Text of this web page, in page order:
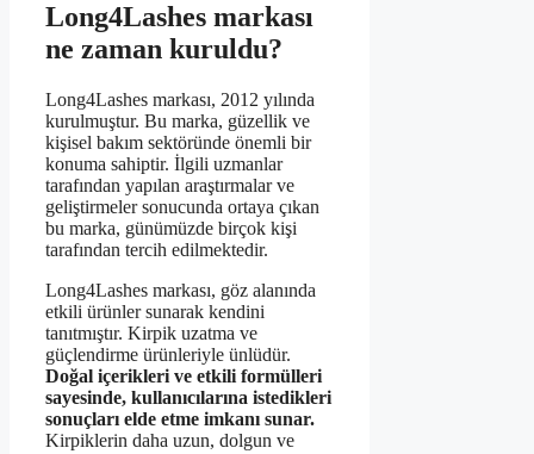
Long4Lashes markası
ne zaman kuruldu?
Long4Lashes markası, 2012 yılında
kurulmuştur. Bu marka, güzellik ve
kişisel bakım sektöründe önemli bir
konuma sahiptir. İlgili uzmanlar
tarafından yapılan araştırmalar ve
geliştirmeler sonucunda ortaya çıkan
bu marka, günümüzde birçok kişi
tarafından tercih edilmektedir.
Long4Lashes markası, göz alanında
etkili ürünler sunarak kendini
tanıtmıştır. Kirpik uzatma ve
güçlendirme ürünleriyle ünlüdür.
Doğal içerikleri ve etkili formülleri
sayesinde, kullanıcılarına istedikleri
sonuçları elde etme imkanı sunar.
Kirpiklerin daha uzun, dolgun ve